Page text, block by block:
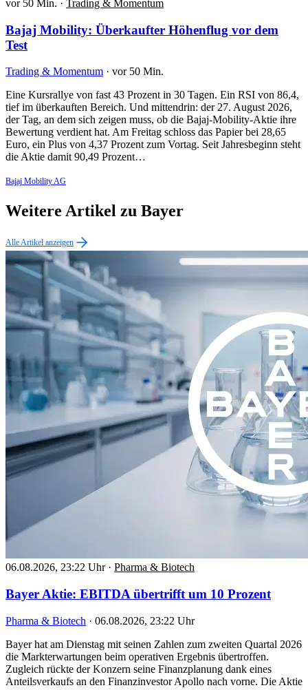
vor 50 Min. · Trading & Momentum
Bajaj Mobility: Überkaufter Höhenflug vor dem
Test
Trading & Momentum · vor 50 Min.
Eine Kursrallye von fast 43 Prozent in 30 Tagen. Ein RSI von 86,4,
tief im überkauften Bereich. Und mittendrin: der 27. August 2026,
der Tag, an dem sich zeigen muss, ob die Bajaj-Mobility-Aktie ihre
Bewertung verdient hat. Am Freitag schloss das Papier bei 28,65
Euro, ein Plus von 4,37 Prozent zum Vortag. Seit Jahresbeginn steht
die Aktie damit 90,49 Prozent…
Bajaj Mobility AG
Weitere Artikel zu Bayer
Alle Artikel anzeigen
06.08.2026, 23:22 Uhr · Pharma & Biotech
Bayer Aktie: EBITDA übertrifft um 10 Prozent
Pharma & Biotech · 06.08.2026, 23:22 Uhr
Bayer hat am Dienstag mit seinen Zahlen zum zweiten Quartal 2026
die Markterwartungen beim operativen Ergebnis übertroffen.
Zugleich rückte der Konzern seine Finanzplanung dank eines
Anteilsverkaufs an den Finanzinvestor Apollo nach vorne. Die Aktie